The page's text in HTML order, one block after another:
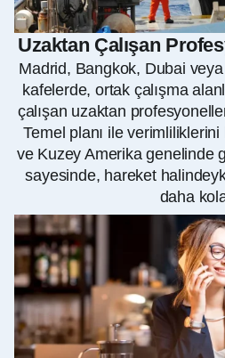
Uzaktan Çalışan
Madrid, Bangkok, Dubai
kafelerde, ortak çalışma
çalışan uzaktan
Temel planı ile
ve Kuzey Amerika genelinde
sayesinde, hareket
daha